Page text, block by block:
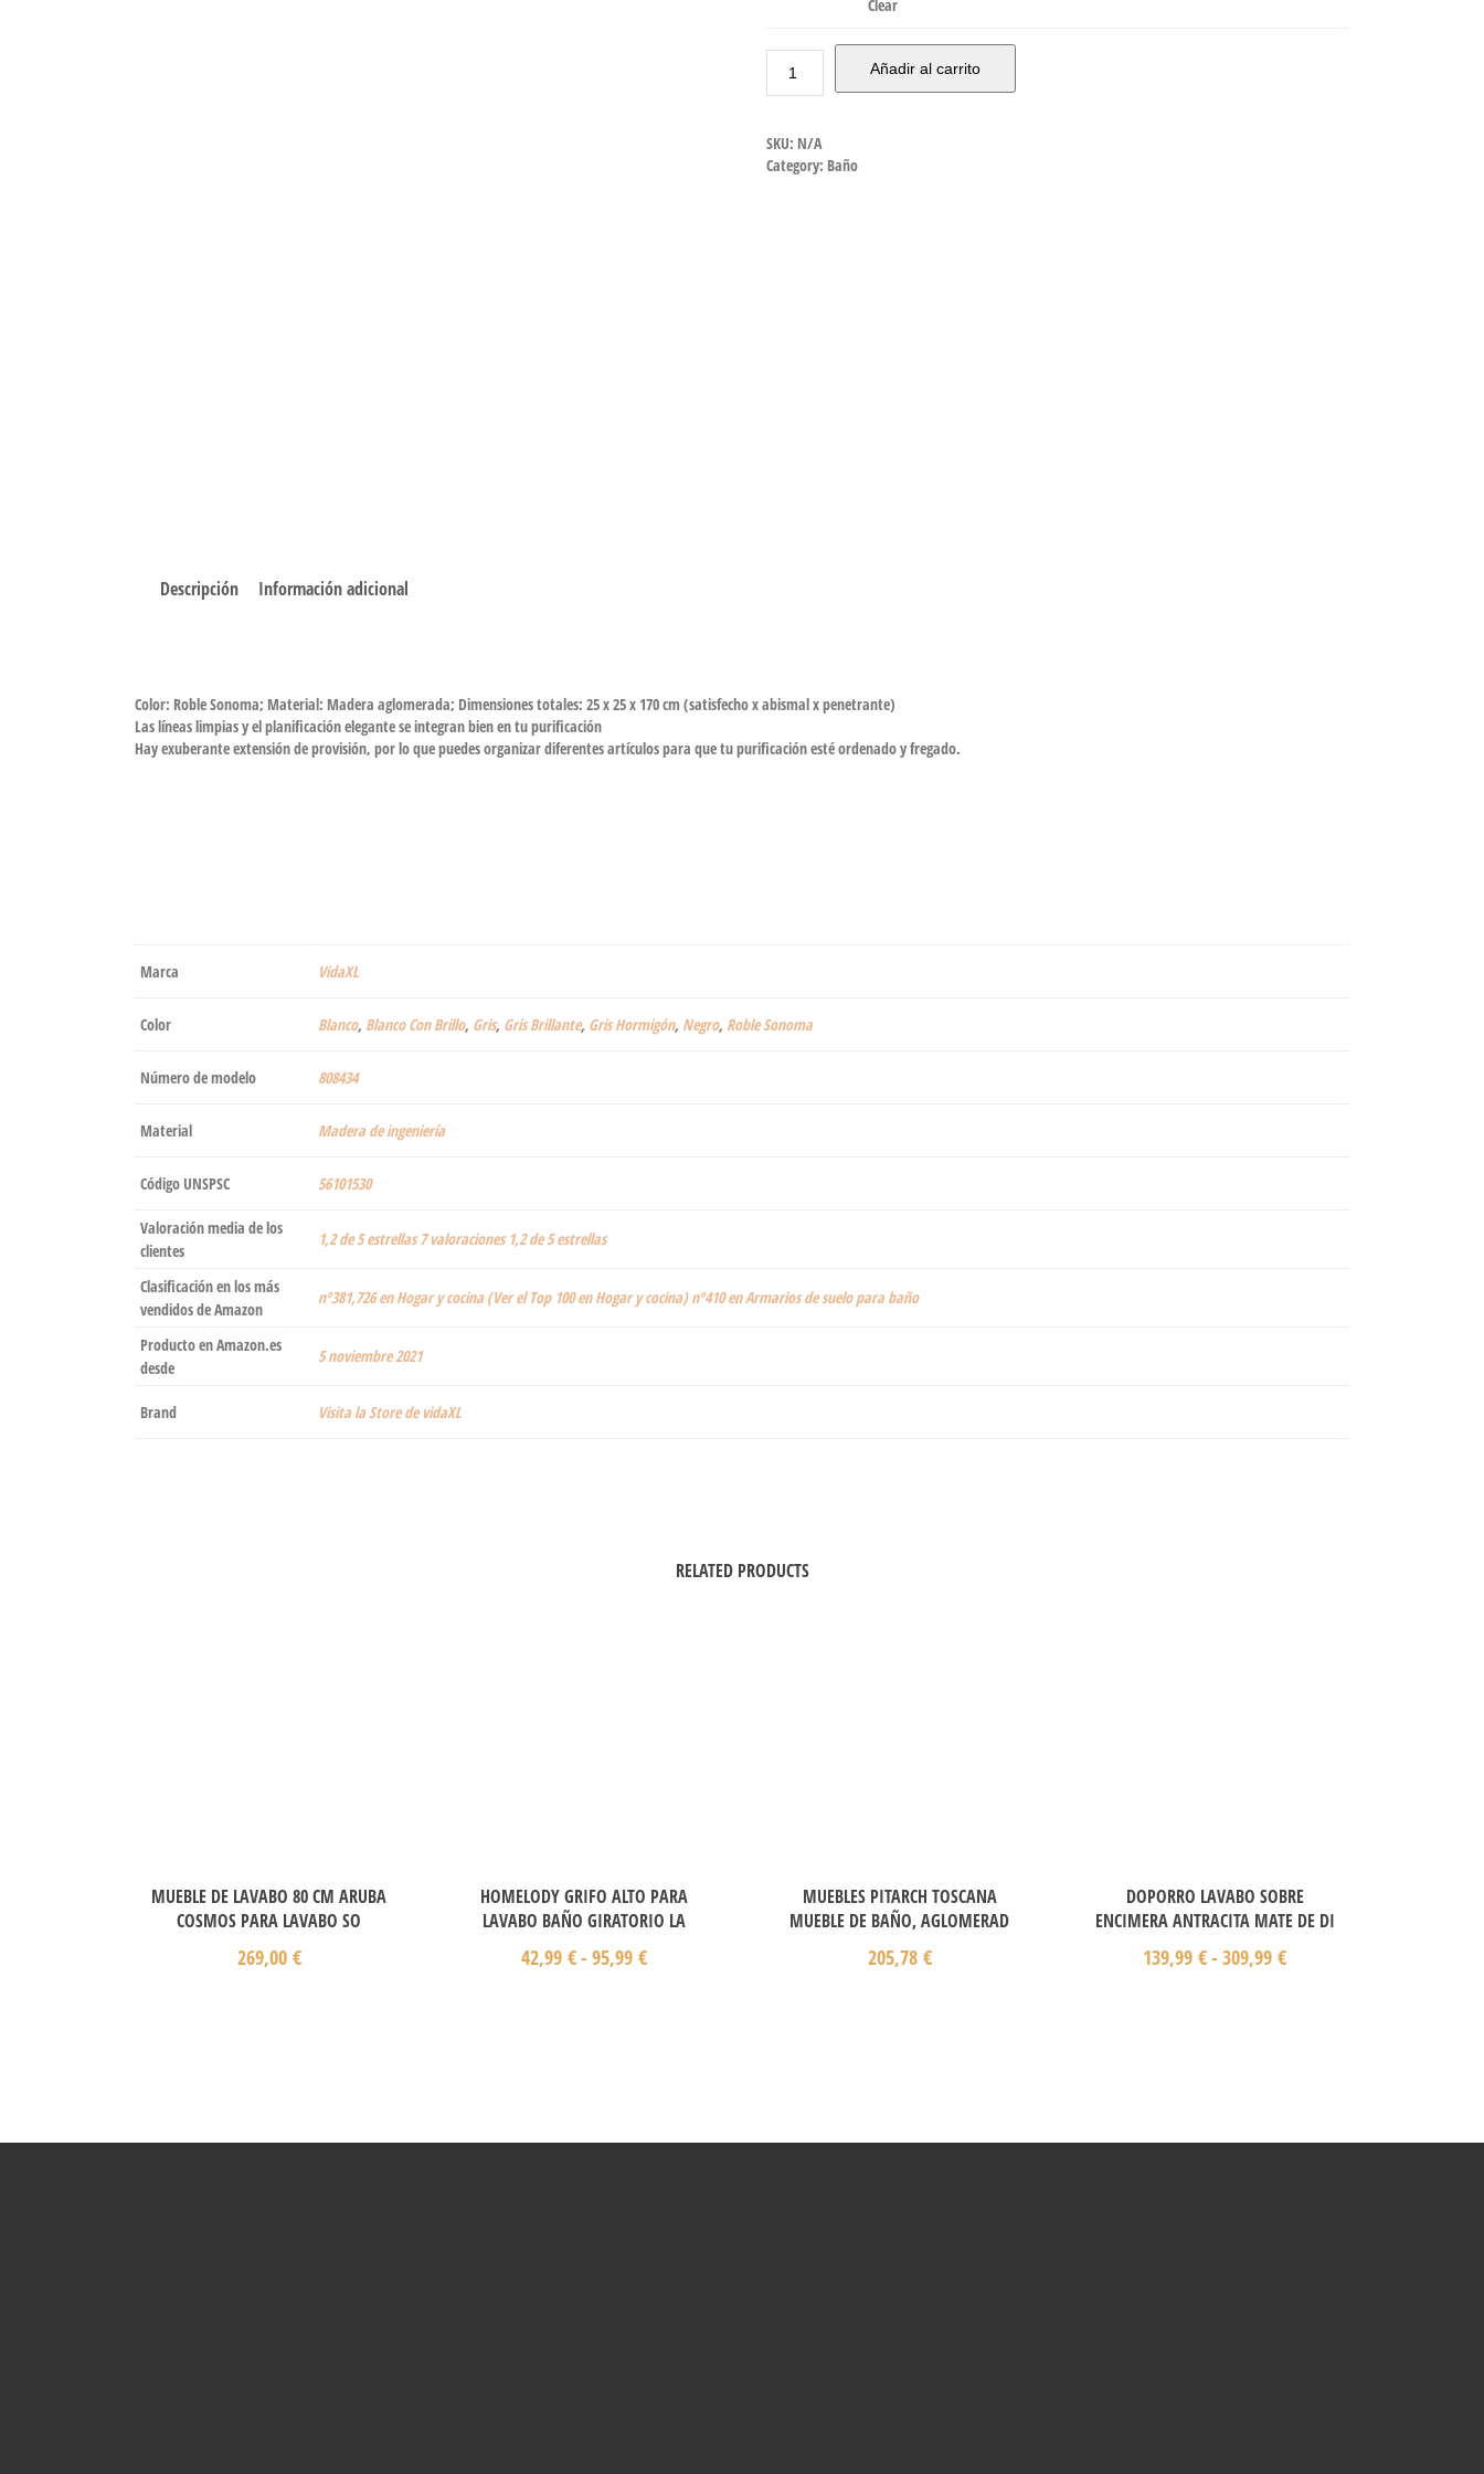
Clear
Añadir al carrito
SKU: N/A
Category: Baño
Descripción Información adicional
Color: Roble Sonoma; Material: Madera aglomerada; Dimensiones totales: 25 x 25 x 170 cm (satisfecho x abismal x penetrante)
Las líneas limpias y el planificación elegante se integran bien en tu purificación
Hay exuberante extensión de provisión, por lo que puedes organizar diferentes artículos para que tu purificación esté ordenado y fregado.
Marca ‎VidaXL
Color ‎Blanco, Blanco Con Brillo, Gris, Gris Brillante, Gris Hormigón, Negro, Roble Sonoma
Número de modelo ‎808434
Material ‎Madera de ingeniería
Código UNSPSC 56101530
Valoración media de los
clientes
1,2 de 5 estrellas 7 valoraciones 1,2 de 5 estrellas
Clasificación en los más
vendidos de Amazon
nº381,726 en Hogar y cocina (Ver el Top 100 en Hogar y cocina) nº410 en Armarios de suelo para baño
Producto en Amazon.es
desde
5 noviembre 2021
Brand Visita la Store de vidaXL
RELATED PRODUCTS
MUEBLE DE LAVABO 80 CM ARUBA
COSMOS PARA LAVABO SO
269,00 €
HOMELODY GRIFO ALTO PARA
LAVABO BAÑO GIRATORIO LA
42,99€- 95,99€
MUEBLES PITARCH TOSCANA
MUEBLE DE BAÑO, AGLOMERAD
205,78 €
DOPORRO LAVABO SOBRE
ENCIMERA ANTRACITA MATE DE DI
139,99€- 309,99€